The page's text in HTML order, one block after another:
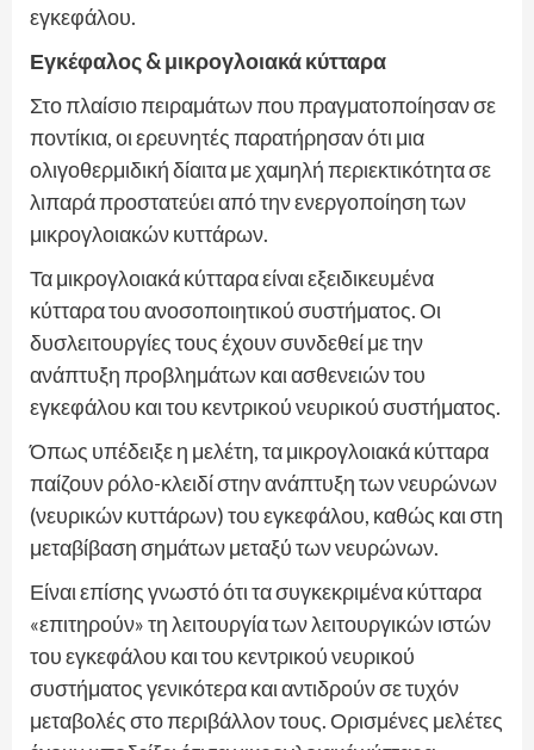
εγκεφάλου.
Εγκέφαλος & μικρογλοιακά κύτταρα
Στο πλαίσιο πειραμάτων που πραγματοποίησαν σε
ποντίκια, οι ερευνητές παρατήρησαν ότι μια
ολιγοθερμιδική δίαιτα με χαμηλή περιεκτικότητα σε
λιπαρά προστατεύει από την ενεργοποίηση των
μικρογλοιακών κυττάρων.
Τα μικρογλοιακά κύτταρα είναι εξειδικευμένα
κύτταρα του ανοσοποιητικού συστήματος. Οι
δυσλειτουργίες τους έχουν συνδεθεί με την
ανάπτυξη προβλημάτων και ασθενειών του
εγκεφάλου και του κεντρικού νευρικού συστήματος.
Όπως υπέδειξε η μελέτη, τα μικρογλοιακά κύτταρα
παίζουν ρόλο-κλειδί στην ανάπτυξη των νευρώνων
(νευρικών κυττάρων) του εγκεφάλου, καθώς και στη
μεταβίβαση σημάτων μεταξύ των νευρώνων.
Είναι επίσης γνωστό ότι τα συγκεκριμένα κύτταρα
«επιτηρούν» τη λειτουργία των λειτουργικών ιστών
του εγκεφάλου και του κεντρικού νευρικού
συστήματος γενικότερα και αντιδρούν σε τυχόν
μεταβολές στο περιβάλλον τους. Ορισμένες μελέτες